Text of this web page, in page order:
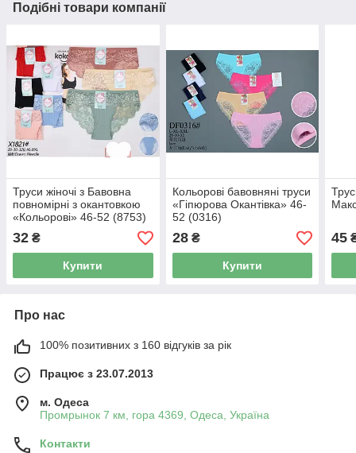
Подібні товари компанії
Труси жіночі з Бавовна
повномірні з окантовкою
«Кольорові» 46-52 (8753)
32 ₴
Купити
Кольорові бавовняні труси
«Гіпюрова Окантівка» 46-
52 (0316)
28₴
Купити
45
Про нас
100% позитивних з 160 відгуків за рік
Працює з 23.07.2013
м. Одеса
Промрынок 7 км, гора 4369, Одеса, Україна
Контакти